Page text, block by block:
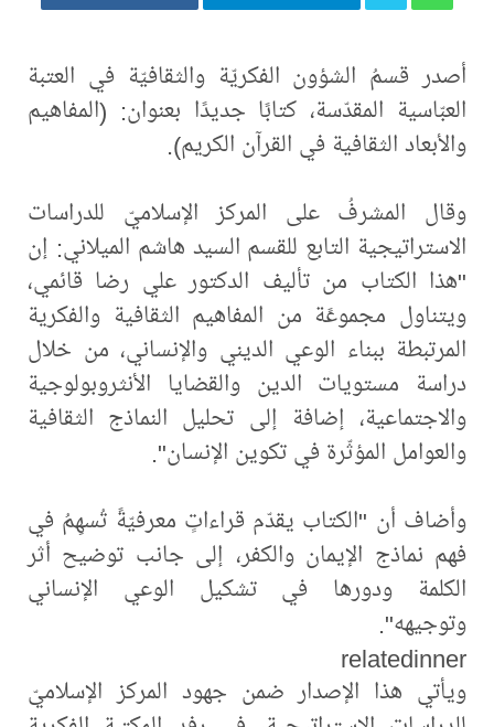
أصدر قسمُ الشؤون الفكريّة والثقافيّة في العتبة
العبّاسية المقدّسة، كتابًا جديدًا بعنوان: (المفاهيم
والأبعاد الثقافية في القرآن الكريم).
وقال المشرفُ على المركز الإسلاميّ للدراسات
الاستراتيجية التابع للقسم السيد هاشم الميلاني: إن
"هذا الكتاب من تأليف الدكتور علي رضا قائمي،
ويتناول مجموعًة من المفاهيم الثقافية والفكرية
المرتبطة ببناء الوعي الديني والإنساني، من خلال
دراسة مستويات الدين والقضايا الأنثروبولوجية
والاجتماعية، إضافة إلى تحليل النماذج الثقافية
والعوامل المؤثّرة في تكوين الإنسان".
وأضاف أن "الكتاب يقدّم قراءاتٍ معرفيّةً تُسهِمُ في
فهم نماذج الإيمان والكفر، إلى جانب توضيح أثر
الكلمة ودورها في تشكيل الوعي الإنساني
وتوجيهه".
relatedinner
ويأتي هذا الإصدار ضمن جهود المركز الإسلاميّ